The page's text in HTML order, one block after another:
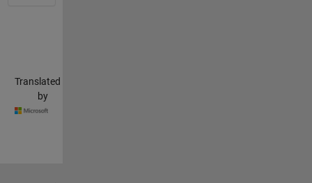
Translated
by